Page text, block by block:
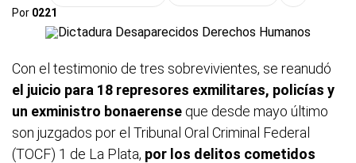
Por 0221
Con el testimonio de tres sobrevivientes, se reanudó
el juicio para 18 represores exmilitares, policías y
un exministro bonaerense que desde mayo último
son juzgados por el Tribunal Oral Criminal Federal
(TOCF) 1 de La Plata, por los delitos cometidos